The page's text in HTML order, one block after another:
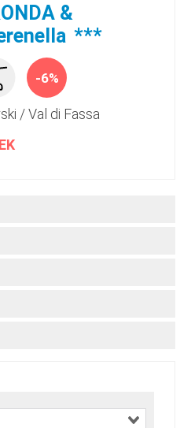
&
***
-6%
/Val di Fassa